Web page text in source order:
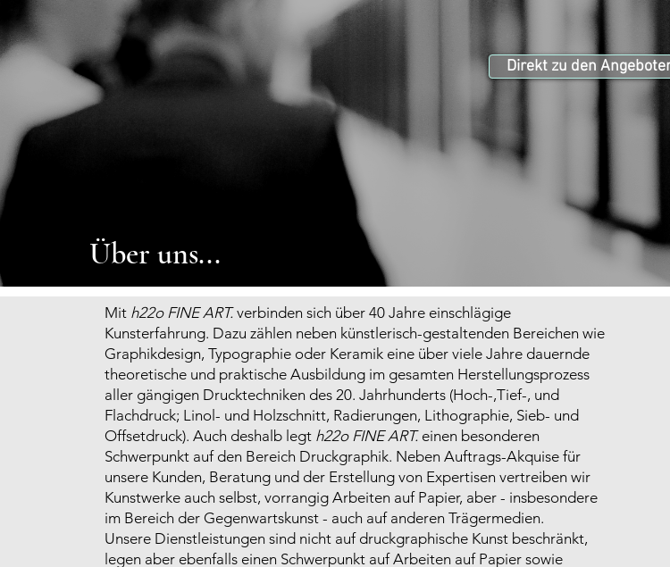
Direkt zu den
Über uns...
Mit h22o FINE ART.verbinden sich über 40 Jahre einschlägige
Kunsterfahrung. Dazu zählen neben künstlerisch-gestaltenden Bereichen wie
Graphikdesign, Typographie oder Keramik eine über viele Jahre dauernde
theoretische und praktische Ausbildung im gesamten Herstellungsprozess
aller gängigen Drucktechniken des 20. Jahrhunderts (Hoch-,Tief-, und
Flachdruck; Linol- und Holzschnitt, Radierungen, Lithographie, Sieb- und
Offsetdruck). Auch deshalb legt h22o FINE ART.einen besonderen
Schwerpunkt auf den Bereich Druckgraphik. Neben Auftrags-Akquise für
unsere Kunden, Beratung und der Erstellung von Expertisen vertreiben wir
Kunstwerke auch selbst, vorrangig Arbeiten auf Papier, aber - insbesondere
im Bereich der Gegenwartskunst - auch auf anderen Trägermedien.
Unsere Dienstleistungen sind nicht auf druckgraphische Kunst beschränkt,
legen aber ebenfalls einen Schwerpunkt auf Arbeiten auf Papier sowie